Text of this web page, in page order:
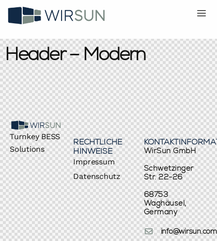
Header – Modern
Turnkey BESS
Solutions
RECHTLICHE
HINWEISE
Impressum
Datenschutz
WirSun GmbH
Schwetzinger
Str. 22-26
68753
Waghäusel,
Germany
info@wirsun.com